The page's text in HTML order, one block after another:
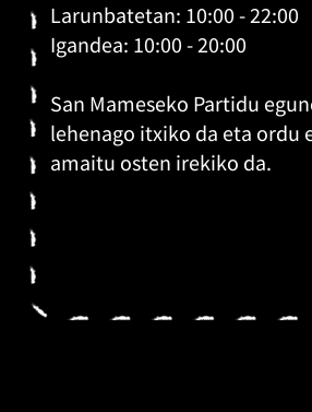
Larunbatetan: 10:00 - 22:00
Igandea: 10:00 - 20:00
San Mameseko Partidu
lehenago itxiko da eta ordu
amaitu osten irekiko da.